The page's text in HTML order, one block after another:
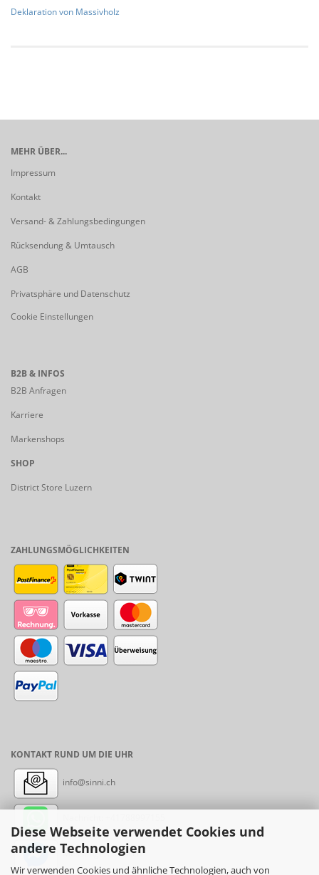
Diese Webseite verwendet Cookies und
andere Technologien
Wir verwenden Cookies und ähnliche Technologien, auch von
Deklaration von Massivholz
MEHR ÜBER...
Impressum
Kontakt
Versand- & Zahlungsbedingungen
Rücksendung & Umtausch
AGB
Privatsphäre und Datenschutz
Cookie Einstellungen
B2B & INFOS
B2B Anfragen
Karriere
Markenshops
SHOP
District Store Luzern
ZAHLUNGSMÖGLICHKEITEN
KONTAKT RUND UM DIE UHR
info@sinni.ch
Messenger: sinni.ch